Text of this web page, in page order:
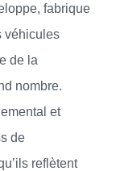
fabrique
véhicules
de la
nombre.
et
de
reflètent